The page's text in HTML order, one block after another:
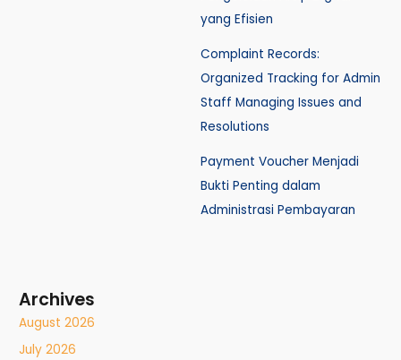
yang Efisien
Complaint Records:
Organized Tracking for Admin
Staff Managing Issues and
Resolutions
Payment Voucher Menjadi
Bukti Penting dalam
Administrasi Pembayaran
Archives
August 2026
July 2026